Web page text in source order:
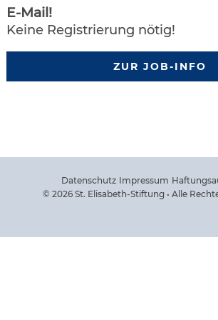
E-Mail!
Keine Registrierung nötig!
ZUR JOB-INFO
Datenschutz Impressum
© 2026 St. Elisabeth-Stiftung • Alle